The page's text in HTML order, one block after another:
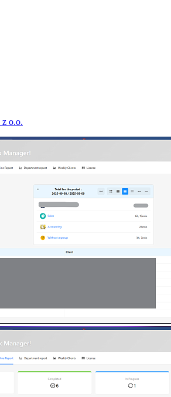
o.o.